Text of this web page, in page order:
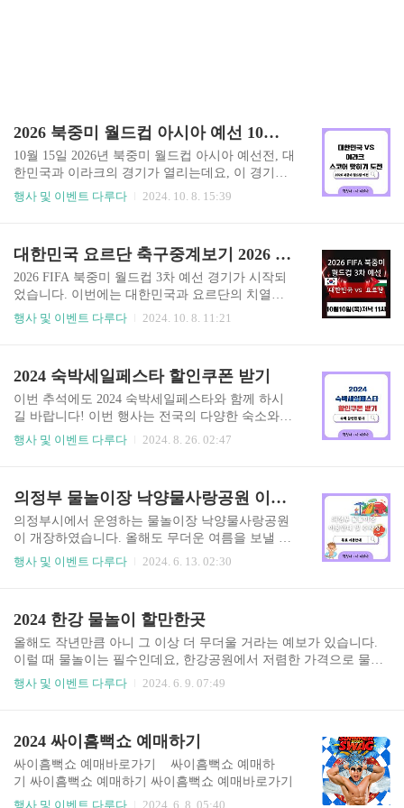
2026 북중미 월드컵 아시아 예선 10월 15일 대한민국 이라크 경기 스코어 맞히기
10월 15일 2026년 북중미 월드컵 아시아 예선전, 대
한민국과 이라크의 경기가 열리는데요, 이 경기를
더욱 흥미진진하게 만들어 줄 스코어 맞히기 이벤
기 참여하기 위해서는 하나은행 어플(하나원큐)을
설치하셔야 합니다. 스코어 맞히기 참여하기 아시
아 3차예선 스코어 맞히기 도전!! 이벤트1> 대한
민국 이라크 경기 스코어 예측하면 누구나 원큐볼
100개 이벤트2> 대한민국 이라크 스코어 결과
어는 경기당일 18시까지 수정할 수 있습니다!..
행사 및 이벤트 다루다 2024. 10. 8. 15:39
대한민국 요르단 축구중계보기 2026 FIFA 북중미 월드컵 3차 예선
2026 FIFA 북중미 월드컵 3차 예선 경기가 시작되
었습니다. 이번에는 대한민국과 요르단의 치열한
경기를 앞두고 있어 많은 분들이 기대를 하고 계실
되므로 경기 시청 방법에 대해 안내해 드리겠습니
다. TV 'MBC'로 시청하기 쿠팡플레이로 시청하
기 네이버 중계보기 대한민국 요르단 경기일정요
르단 vs 대한민국, 대한민국 vs 요르단 경기일정은
다음과 같습니다. ✔ 일정 : 2024.10.10 (목) 23:0
준) ▪ 순위 : 요르단과 대한민국 모두 각 ..
행사 및 이벤트 다루다 2024. 10. 8. 11:21
2024 숙박세일페스타 할인쿠폰 받기
이번 추석에도 2024 숙박세일페스타와 함께 하시
길 바랍니다! 이번 행사는 전국의 다양한 숙소와
함께 여러 온라인 여행사가 참여하여 대규모 할인
습니다. 휴가 계획을 세우고 계시다면 이번 기회를
놓치지 마시길 바랍니다! 할인쿠폰 받는방법 할
인쿠폰 받기할인쿠폰을 받기 위해서는 숙박세일페
스타의 공식 웹사이트 또는 참여하는 온라인 여행
사의 웹사이트에 접속해야 합니다. 할인쿠폰은 선
기본적인 정보 입력과 함께 회원가입을 완료해야
합니다. 참여 온라인 여행사올해 숙박세일페스..
행사 및 이벤트 다루다 2024. 8. 26. 02:47
의정부 물놀이장 낙양물사랑공원 이용안내
의정부시에서 운영하는 물놀이장 낙양물사랑공원
이 개장하였습니다. 올해도 무더운 여름을 보낼 것
으로 예상되는데요. 그럴 땐 물놀이가 최고인 것 같
면 좋을 것 같습니다. 낙양물사랑공원 이용안내
의정부 물놀이장 이용안내운영기간 : 6월 1일 ~ 8
월 31일까지 - 6월 : 오전 10시 ~ 오후 5시까지 - 7,8
월 : 오전 10시 ~ 오후 8시까지 - 우천시 운행 안 함,
매주 월요일은 휴장 위치 : 의정부시 용민로 205 이
물놀이장 낙양물사랑공원에 대해 알려드렸..
행사 및 이벤트 다루다 2024. 6. 13. 02:30
2024 한강 물놀이 할만한곳
올해도 작년만큼 아니 그 이상 더 무더울 거라는 예보가 있습니다.
이럴 때 물놀이는 필수인데요, 한강공원에서 저렴한 가격으로 물놀
이를 할 수 있는 곳이 있다고 합니다. 한 곳도 아니고 무려 6곳입니
행사 및 이벤트 다루다 2024. 6. 9. 07:49
2024 싸이흠뻑쇼 예매하기
싸이흠뻑쇼 예매바로가기 싸이흠뻑쇼 예매하
기 싸이흠뻑쇼 예매하기 싸이흠뻑쇼 예매바로가기
행사 및 이벤트 다루다
2024. 6. 8. 05:40